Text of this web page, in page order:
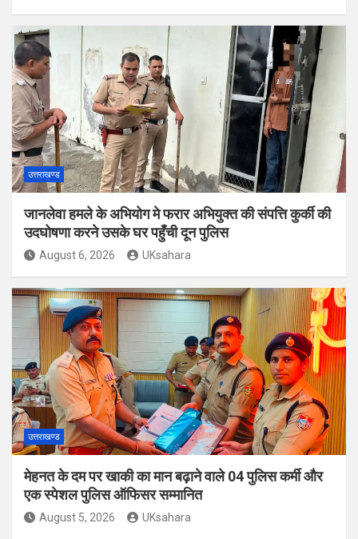
उत्तराखण्ड
जानलेवा हमले के अभियोग मे फरार अभियुक्त की संपत्ति कुर्की की
उदघोषणा करने उसके घर पहुँची दून पुलिस
August 6, 2026 UKsahara
उत्तराखण्ड
मेहनत के दम पर खाकी का मान बढ़ाने वाले 04 पुलिस कर्मी और
एक स्पेशल पुलिस ऑफिसर सम्मानित
August 5, 2026 UKsahara